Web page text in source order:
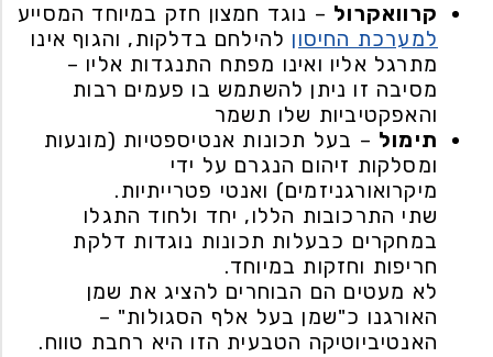
קרוואקרול – נוגד חמצון חזק במיוחד המסייע
למערכת החיסון להילחם בדלקות, והגוף אינו
מתרגל אליו ואינו מפתח התנגדות אליו –
מסיבה זו ניתן להשתמש בו פעמים רבות
והאפקטיביות שלו תשמר
תימול – בעל תכונות אנטיספטיות (מונעות
ומסלקות זיהום הנגרם על ידי
מיקרואורגניזמים) ואנטי פטרייתיות.
שתי התרכובות הללו, יחד ולחוד התגלו
במחקרים כבעלות תכונות נוגדות דלקת
חריפות וחזקות במיוחד.
לא מעטים הם הבוחרים להציג את שמן
האורגנו כ"שמן בעל אלף הסגולות" –
האנטיביוטיקה הטבעית הזו היא רחבת טווח.